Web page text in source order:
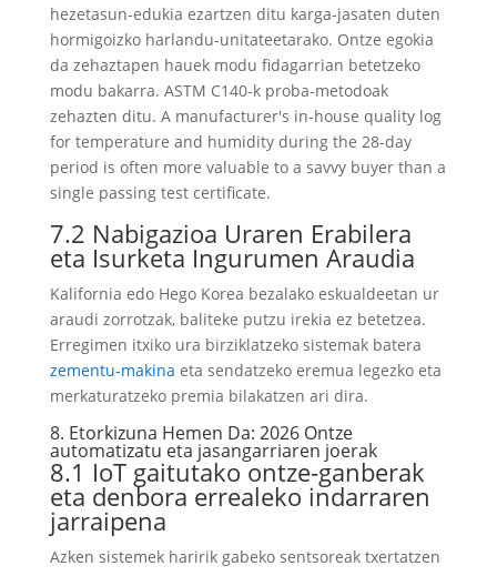
hezetasun-edukia ezartzen ditu karga-jasaten duten
hormigoizko harlandu-unitateetarako. Ontze egokia
da zehaztapen hauek modu fidagarrian betetzeko
modu bakarra. ASTM C140-k proba-metodoak
zehazten ditu. A manufacturer's in-house quality log
for temperature and humidity during the 28-day
period is often more valuable to a savvy buyer than a
single passing test certificate.
7.2 Nabigazioa Uraren Erabilera
eta Isurketa Ingurumen Araudia
Kalifornia edo Hego Korea bezalako eskualdeetan ur
araudi zorrotzak, baliteke putzu irekia ez betetzea.
Erregimen itxiko ura birziklatzeko sistemak batera
zementu-makina eta sendatzeko eremua legezko eta
merkaturatzeko premia bilakatzen ari dira.
8. Etorkizuna Hemen Da: 2026 Ontze
automatizatu eta jasangarriaren joerak
8.1 IoT gaitutako ontze-ganberak
eta denbora errealeko indarraren
jarraipena
Azken sistemek haririk gabeko sentsoreak txertatzen